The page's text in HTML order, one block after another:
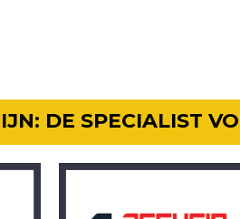
DE SPECIALIST